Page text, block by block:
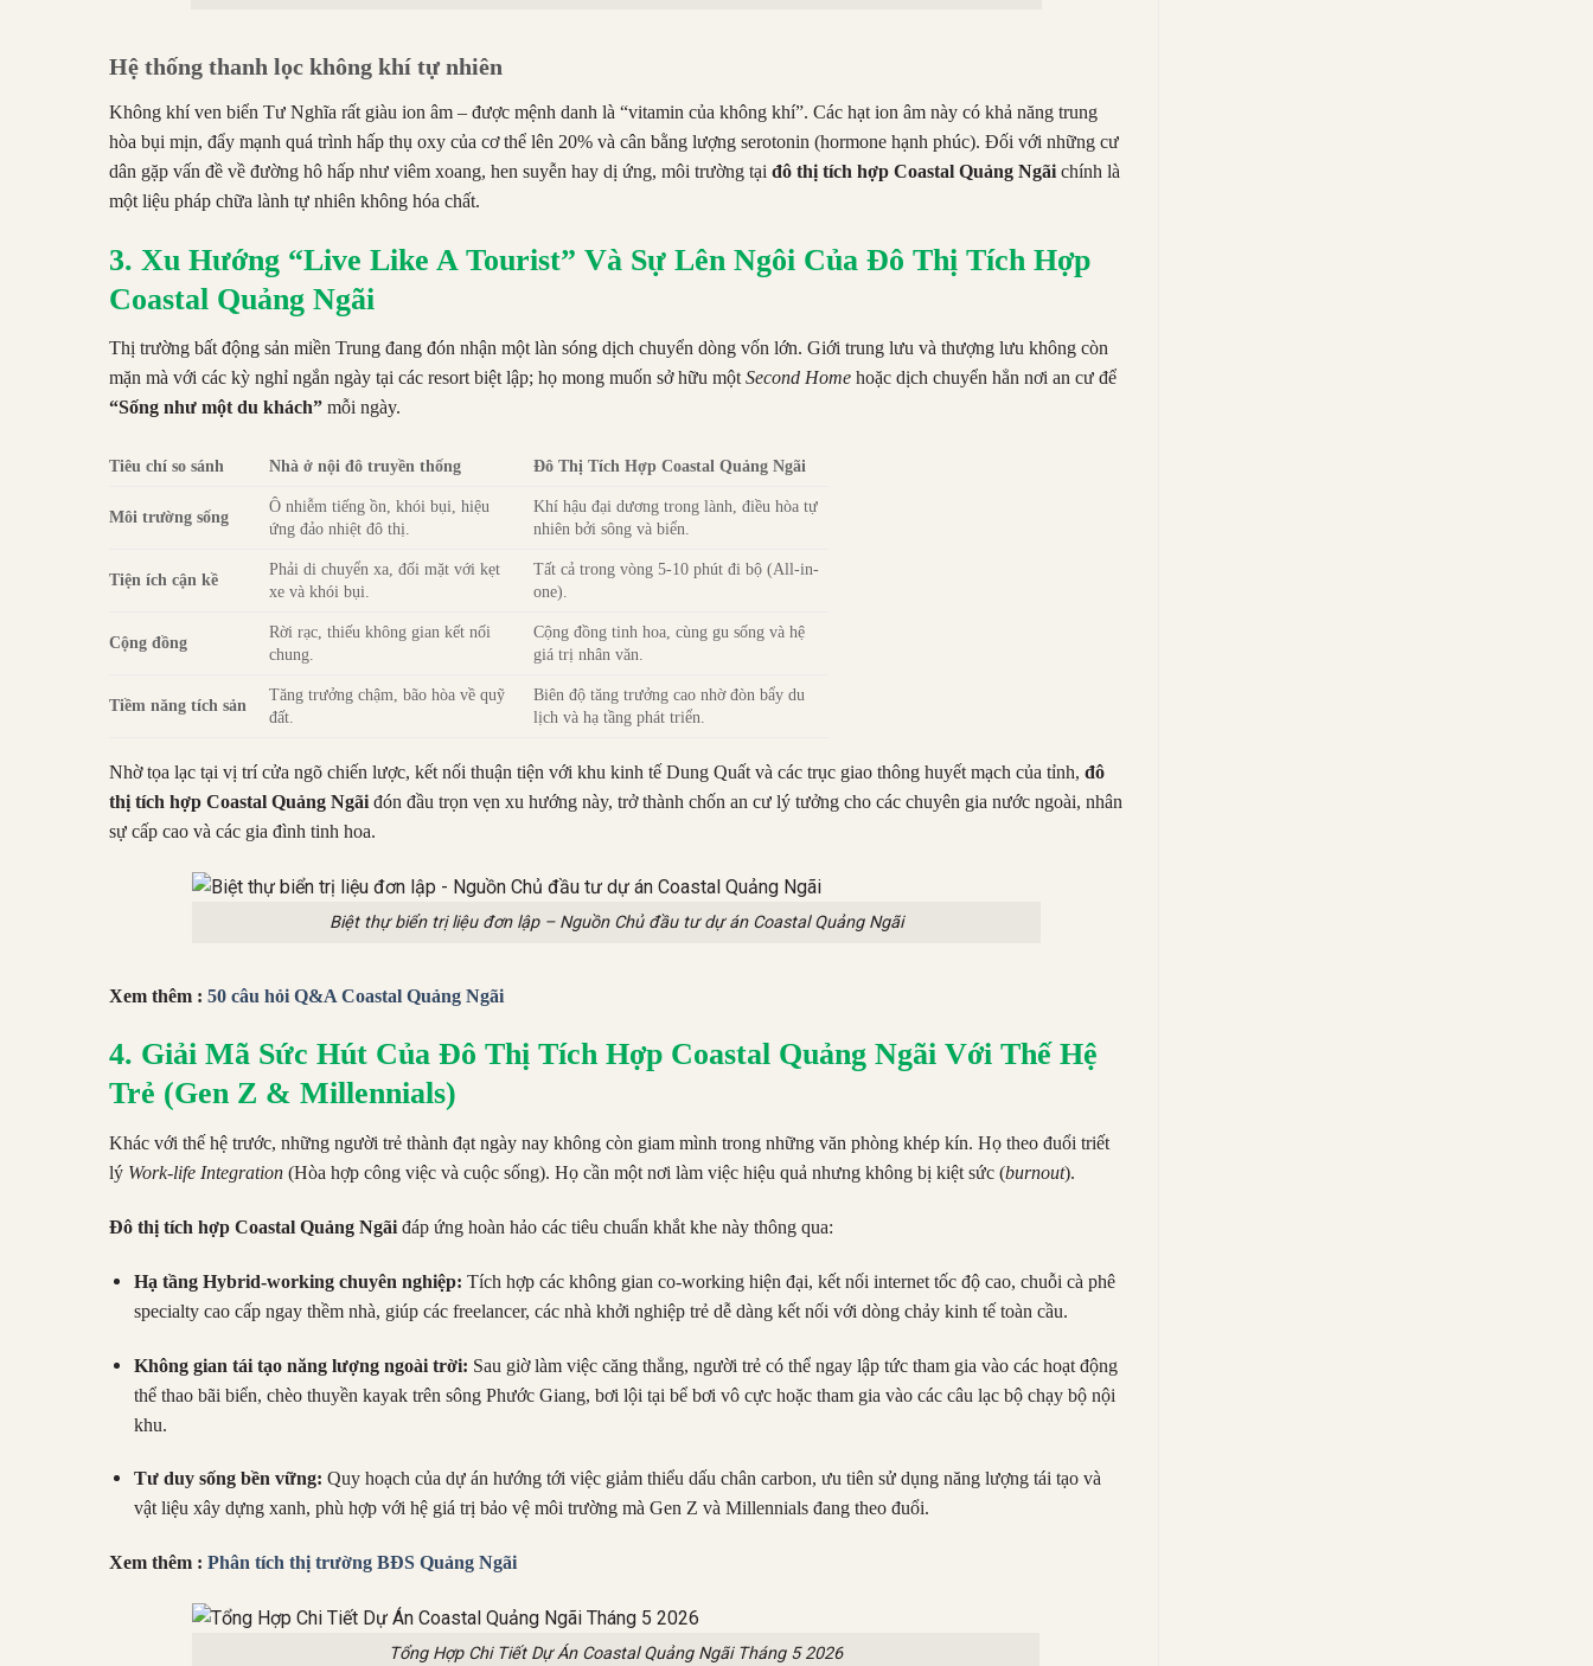
Hệ thống thanh lọc không khí tự nhiên
Không khí ven biển Tư Nghĩa rất giàu ion âm – được mệnh danh là “vitamin của không khí”. Các hạt ion âm này có khả năng trung
hòa bụi mịn, đẩy mạnh quá trình hấp thụ oxy của cơ thể lên 20% và cân bằng lượng serotonin (hormone hạnh phúc). Đối với những cư
dân gặp vấn đề về đường hô hấp như viêm xoang, hen suyễn hay dị ứng, môi trường tại đô thị tích hợp Coastal Quảng Ngãi chính là
một liệu pháp chữa lành tự nhiên không hóa chất.
3. Xu Hướng “Live Like A Tourist” Và Sự Lên Ngôi Của Đô Thị Tích Hợp
Coastal Quảng Ngãi
Thị trường bất động sản miền Trung đang đón nhận một làn sóng dịch chuyển dòng vốn lớn. Giới trung lưu và thượng lưu không còn
mặn mà với các kỳ nghỉ ngắn ngày tại các resort biệt lập; họ mong muốn sở hữu một Second Home hoặc dịch chuyển hẳn nơi an cư để
“Sống như một du khách” mỗi ngày.
Tiêu chí so sánh Nhà ở nội đô truyền thống Đô Thị Tích Hợp Coastal Quảng Ngãi
Môi trường sống
Ô nhiễm tiếng ồn, khói bụi, hiệu
ứng đảo nhiệt đô thị.
Khí hậu đại dương trong lành, điều hòa tự
nhiên bởi sông và biển.
Tiện ích cận kề
Phải di chuyển xa, đối mặt với kẹt
xe và khói bụi.
Tất cả trong vòng 5-10 phút đi bộ (All-in-
one).
Cộng đồng
Rời rạc, thiếu không gian kết nối
chung.
Cộng đồng tinh hoa, cùng gu sống và hệ
giá trị nhân văn.
Tiềm năng tích sản
Tăng trưởng chậm, bão hòa về quỹ
đất.
Biên độ tăng trưởng cao nhờ đòn bẩy du
lịch và hạ tầng phát triển.
Nhờ tọa lạc tại vị trí cửa ngõ chiến lược, kết nối thuận tiện với khu kinh tế Dung Quất và các trục giao thông huyết mạch của tỉnh, đô
thị tích hợp Coastal Quảng Ngãi đón đầu trọn vẹn xu hướng này, trở thành chốn an cư lý tưởng cho các chuyên gia nước ngoài, nhân
sự cấp cao và các gia đình tinh hoa.
Biệt thự biển trị liệu đơn lập – Nguồn Chủ đầu tư dự án Coastal Quảng Ngãi
Xem thêm : 50 câu hỏi Q&A Coastal Quảng Ngãi
4. Giải Mã Sức Hút Của Đô Thị Tích Hợp Coastal Quảng Ngãi Với Thế Hệ
Trẻ (Gen Z & Millennials)
Khác với thế hệ trước, những người trẻ thành đạt ngày nay không còn giam mình trong những văn phòng khép kín. Họ theo đuổi triết
lý Work-life Integration (Hòa hợp công việc và cuộc sống). Họ cần một nơi làm việc hiệu quả nhưng không bị kiệt sức (burnout).
Đô thị tích hợp Coastal Quảng Ngãi đáp ứng hoàn hảo các tiêu chuẩn khắt khe này thông qua:
Hạ tầng Hybrid-working chuyên nghiệp: Tích hợp các không gian co-working hiện đại, kết nối internet tốc độ cao, chuỗi cà phê
specialty cao cấp ngay thềm nhà, giúp các freelancer, các nhà khởi nghiệp trẻ dễ dàng kết nối với dòng chảy kinh tế toàn cầu.
Không gian tái tạo năng lượng ngoài trời: Sau giờ làm việc căng thẳng, người trẻ có thể ngay lập tức tham gia vào các hoạt động
thể thao bãi biển, chèo thuyền kayak trên sông Phước Giang, bơi lội tại bể bơi vô cực hoặc tham gia vào các câu lạc bộ chạy bộ nội
khu.
Tư duy sống bền vững: Quy hoạch của dự án hướng tới việc giảm thiểu dấu chân carbon, ưu tiên sử dụng năng lượng tái tạo và
vật liệu xây dựng xanh, phù hợp với hệ giá trị bảo vệ môi trường mà Gen Z và Millennials đang theo đuổi.
Xem thêm : Phân tích thị trường BĐS Quảng Ngãi
Tổng Hợp Chi Tiết Dự Án Coastal Quảng Ngãi Tháng 5 2026